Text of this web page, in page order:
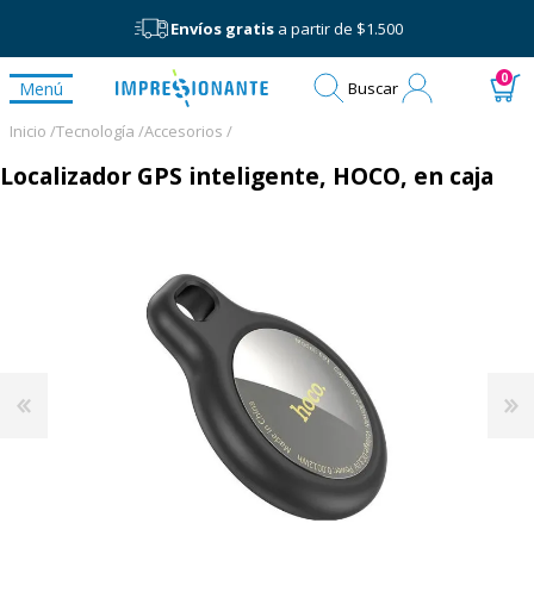
Envíos gratisa partir de $1.500
Menú Buscar 0
Inicio /Tecnología /Accesorios /
Localizador GPS inteligente, HOCO, en caja